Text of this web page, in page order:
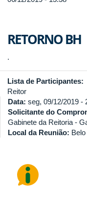
RETORNO BH
.
Lista de Participantes:
Reitor
Data: seg, 09/12/2019 -
Solicitante do
Gabinete da Reitoria -
Local da Reunião: